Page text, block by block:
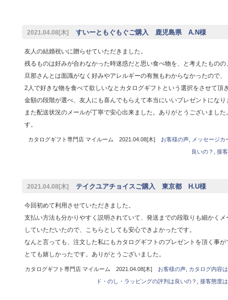
2021.04.08[木] すいーともぐもぐご購入 鹿児島県 A.N様
友人の結婚祝いに贈らせていただきました。
残るものは好みが合わなかった時迷惑だと思い食べ物を、と考えたものの
旦那さんとは面識がなく好みやアレルギーの有無もわからなかったので、
2人で好きな物を食べて欲しいなとカタログギフトという選択をさせて頂
金額の段階が選べ、友人にも喜んでもらえて本当にいいプレゼントになり
また配送状況のメールが丁寧で安心出来ました。ありがとうございまし
す。
カタログギフト専門店 マイルーム 2021.04.08[木] お客様の声,
メッセージ
良いの？
接
2021.04.08[木] テイクユアチョイスご購入 東京都 H.U様
今回初めて利用させていただきました。
支払い方法も分かりやすく説明されていて、発送までの段取りも細かくメ
していただいたので、こちらとしても安心できよかったです。
なんと言っても、注文した私にもカタログギフトのプレゼントを頂く事が
とても嬉しかったです。ありがとうございました。
カタログギフト専門店 マイルーム 2021.04.08[木] お客様の声, カタログ内容
ド・のし・ラッピングの評判は良いの？
接客態度